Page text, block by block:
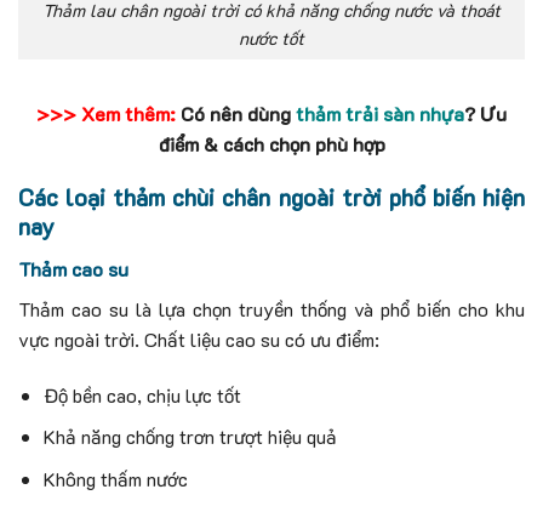
Thảm lau chân ngoài trời có khả năng chống nước và thoát
nước tốt
>>> Xem thêm: Có nên dùngthảm trải sàn nhựa? Ưu
điểm & cách chọn phù hợp
Các loại thảm chùi chân ngoài trời phổ biến hiện
nay
Thảm cao su
Thảm cao su là lựa chọn truyền thống và phổ biến cho khu
vực ngoài trời. Chất liệu cao su có ưu điểm:
Độ bền cao, chịu lực tốt
Khả năng chống trơn trượt hiệu quả
Không thấm nước